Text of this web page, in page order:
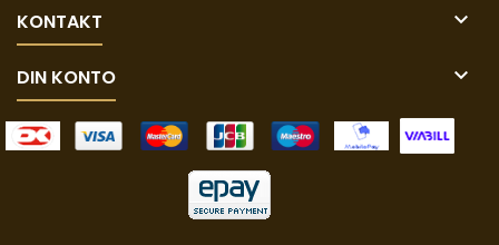
KONTAKT 
DIN KONTO 